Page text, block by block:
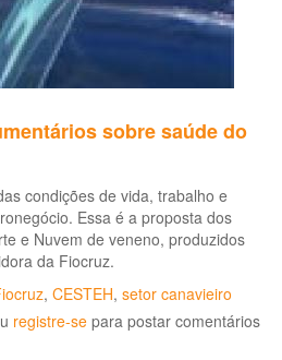
sobre saúde do
condições de vida, trabalho e
Essa é a proposta dos
e Nuvem de veneno, produzidos
da Fiocruz.
, CESTEH, setor canavieiro
registre-se para postar comentários